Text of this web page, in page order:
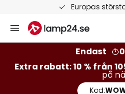
Europas
Hoppa
till
Endast
Extra rabatt: 10 % från
på
Kod: